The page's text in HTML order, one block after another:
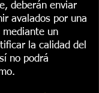
deberán enviar
avalados por una
mediante un
la calidad del
no podrá